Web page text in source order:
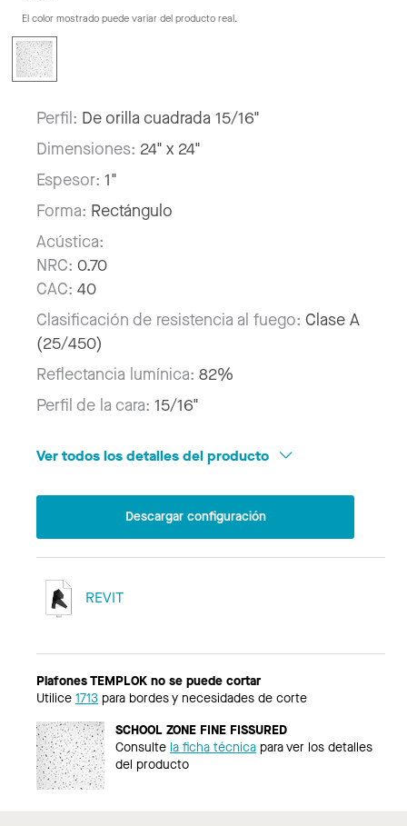
El color mostrado puede variar del producto real.
Perfil: De orilla cuadrada 15/16"
Dimensiones: 24" x 24"
Espesor: 1"
Forma: Rectángulo
Acústica:
NRC: 0.70
CAC: 40
Clasificación de resistencia al fuego: Clase A
(25/450)
Reflectancia lumínica: 82%
Perfil de la cara: 15/16"
Ver todos los detalles del producto
Descargar configuración
REVIT
Plafones TEMPLOK no se puede cortar
Utilice 1713 para bordes y necesidades de corte
SCHOOL ZONE FINE FISSURED
Consulte la ficha técnica para ver los detalles
del producto